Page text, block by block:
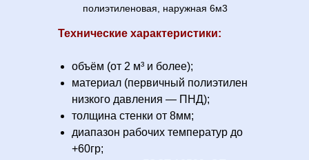
Технические характеристики:
объём (от 2 м³ и более);
материал (первичный полиэтилен
низкого давления — ПНД);
толщина стенки от 8мм;
диапазон рабочих температур до
+60гр;
полиэтиленовая, наружная 6м3